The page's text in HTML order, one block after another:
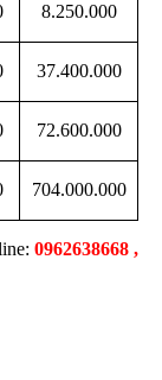
8.250.000
37.400.000
72.600.000
704.000.000
0962638668 ,